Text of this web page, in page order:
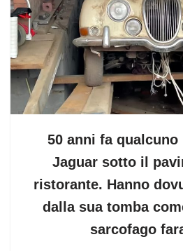
50 anni fa qualcuno
Jaguar sotto il
ristorante. Hanno
dalla sua tomba
sarcofago